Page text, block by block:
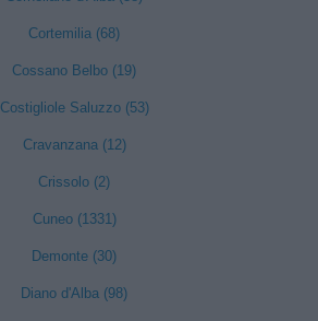
Cortemilia (68)
Cossano Belbo (19)
Costigliole Saluzzo (53)
Cravanzana (12)
Crissolo (2)
Cuneo (1331)
Demonte (30)
Diano d'Alba (98)